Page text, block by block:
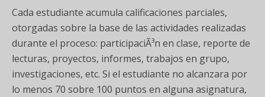
Cada estudiante acumula calificaciones parciales,
otorgadas sobre la base de las actividades realizadas
durante el proceso: participaciÃ³n en clase, reporte de
lecturas, proyectos, informes, trabajos en grupo,
investigaciones, etc. Si el estudiante no alcanzara por
lo menos 70 sobre 100 puntos en alguna asignatura,